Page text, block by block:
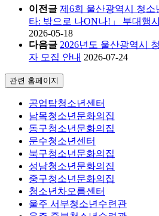
이전글 제6회 울산광역시 청
타: 밖으로 나ON나!」 부대행
2026-05-18
다음글 2026년도 울산광역시
자 모집 안내 2026-07-24
관련 홈페이지
공업탑청소년센터
남목청소년문화의집
동구청소년문화의집
문수청소년센터
북구청소년문화의집
성남청소년문화의집
중구청소년문화의집
청소년차오름센터
울주 서부청소년수련관